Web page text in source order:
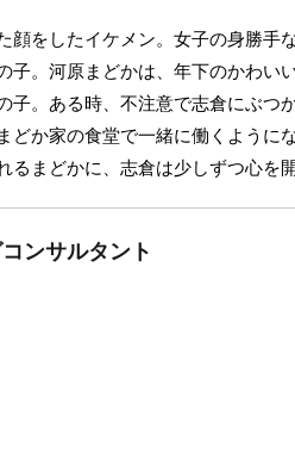
顔をしたイケメン。女子の身勝手
子。河原まどかは、年下のかわ
子。ある時、不注意で志倉にぶ
どか家の食堂で一緒に働くよう
るまどかに、志倉は少しずつ心を
ンサルタント